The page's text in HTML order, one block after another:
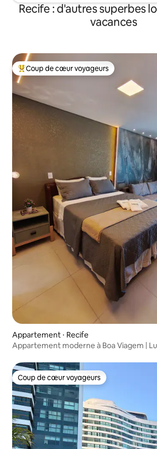
Recife : d'autres superbes
vacances
Coups de cœur voyageurs les plus
Coup de cœur voyageurs
Appartement ⋅ Recife
Appartement moderne à Boa Viagem |
Coup de cœur voyageurs
Coup de cœur voyageurs